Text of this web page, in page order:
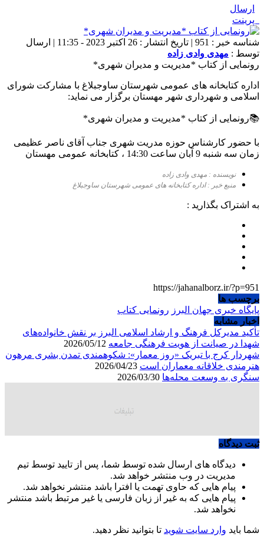
ارسال
پرینت
شناسه خبر : 951 | تاریخ انتشار : 26 اکتبر 2023 - 11:35 | ارسال
توسط : مهدی وادی زاده
رونمایی از کتاب *مدیریت و مدیران شهری*
اداره کتابخانه های عمومی شهرستان ساوجبلاغ با مشارکت شورای
اسلامی و شهرداری شهر مهستان برگزار می نماید:
📚رونمایی از کتاب *مدیریت و مدیران شهری*
با حضور کارشناس حوزه مدریت شهری جناب آقای ناصر عظیمی
زمان سه شنبه 9 آبان ساعت 14:30 ، کتابخانه عمومی مهستان
نویسنده : مهدی وادی زاده
منبع خبر : اداره کتابخانه های عمومی شهرستان ساوجبلاغ
به اشتراک بگذارید :
https://jahanalborz.ir/?p=951
برچسب ها
پایگاه خبری جهان البرز رونمایی کتاب
اخبار مشابه
تأکید مدیرکل فرهنگ و ارشاد اسلامی البرز بر نقش خانواده‌های
شهدا در صیانت از هویت فرهنگی جامعه
شهردار کرج با تبریک «روز معمار»: شکوهمندی تمدن بشری مرهون
هنرمندی خلاقانه معماران است
سنگری به وسعت محله‌ها
ثبت دیدگاه
دیدگاه های ارسال شده توسط شما، پس از تایید توسط تیم
مدیریت در وب منتشر خواهد شد.
پیام هایی که حاوی تهمت یا افترا باشد منتشر نخواهد شد.
پیام هایی که به غیر از زبان فارسی یا غیر مرتبط باشد منتشر
نخواهد شد.
شما باید وارد سایت شوید تا بتوانید نظر دهید.